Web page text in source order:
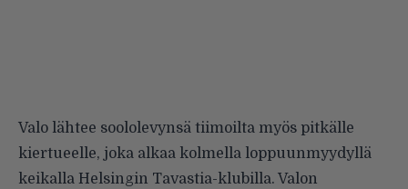
Valo lähtee soololevynsä tiimoilta myös pitkälle
kiertueelle, joka alkaa kolmella loppuunmyydyllä
keikalla Helsingin Tavastia-klubilla. Valon